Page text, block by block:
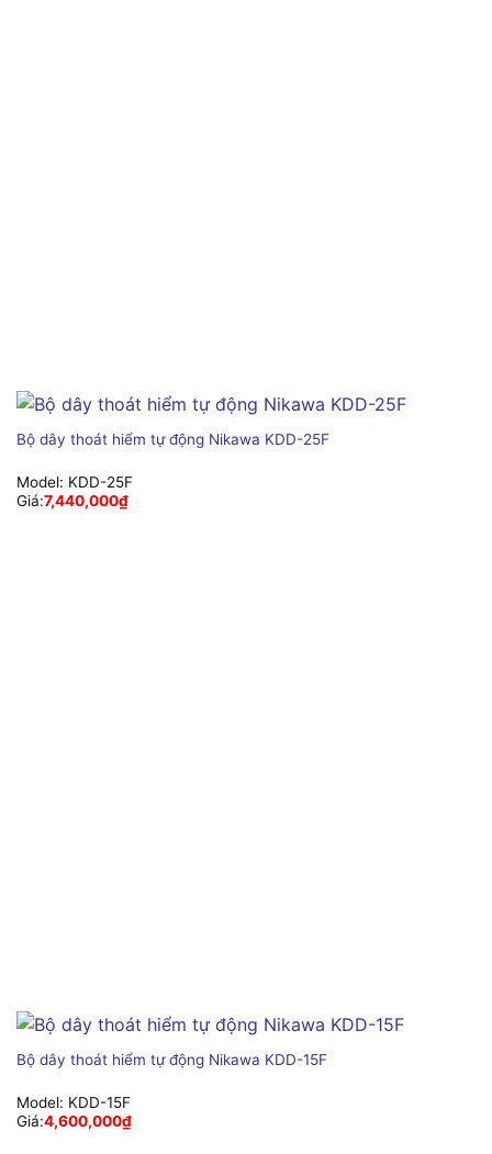
Bộ dây thoát hiểm tự động Nikawa KDD-25F
Model: KDD-25F
Giá:7,440,000₫
Bộ dây thoát hiểm tự động Nikawa KDD-15F
Model: KDD-15F
Giá:4,600,000₫